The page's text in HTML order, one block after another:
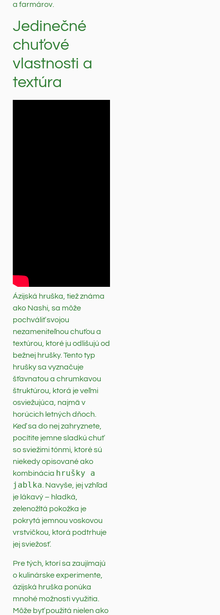
a farmárov.
Jedinečné
chuťové
vlastnosti a
textúra
Ázijská hruška, tiež známa
ako Nashi, sa môže
pochváliť svojou
nezameniteľnou chuťou a
textúrou, ktoré ju odlišujú od
bežnej hrušky. Tento typ
hrušky sa vyznačuje
šťavnatou a chrumkavou
štruktúrou, ktorá je veľmi
osviežujúca, najmä v
horúcich letných dňoch.
Keď sa do nej zahryznete,
pocítite jemne sladkú chuť
so sviežimi tónmi, ktoré sú
niekedy opisované ako
kombinácia hrušky a
jablka. Navyše, jej vzhľad
je lákavý – hladká,
zelenožltá pokožka je
pokrytá jemnou voskovou
vrstvičkou, ktorá podtrhuje
jej sviežosť.
Pre tých, ktorí sa zaujímajú
o kulinárske experimente,
ázijská hruška ponúka
mnohé možnosti využitia.
Môže byť použitá nielen ako